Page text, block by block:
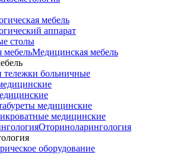
мебель
аппарат
столы
Медицинская мебель
тележки больничные
медицинские
медицинские
Оториноларингология
оборудование